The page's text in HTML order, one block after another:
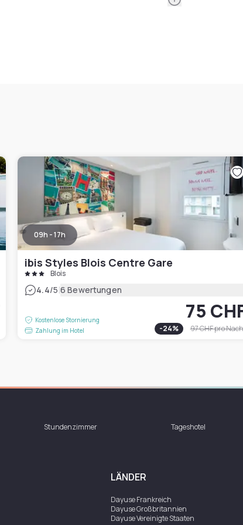
09h - 17h
ibis Styles Blois Centre Gare
Blois
4.4/5|6 Bewertungen
Kostenlose Stornierung
Zahlung im Hotel
75
-24% 97 CHFpro
Stundenzimmer Tageshotel
LÄNDER
DayuseFrankreich
DayuseGroßbritannien
DayuseVereinigte Staaten